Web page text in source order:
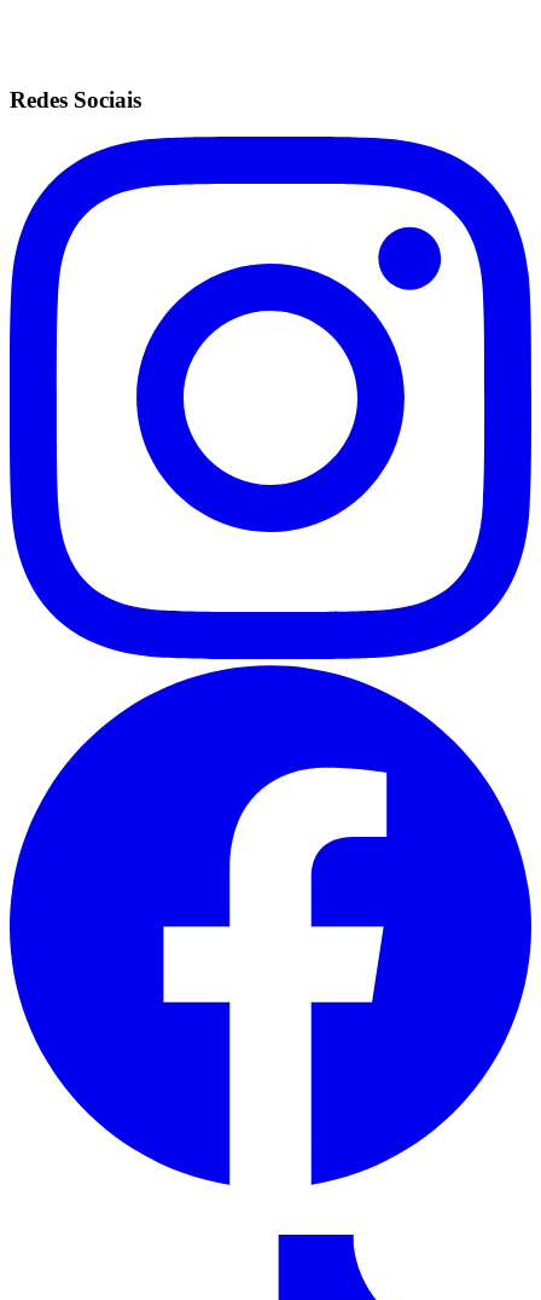
Redes Sociais